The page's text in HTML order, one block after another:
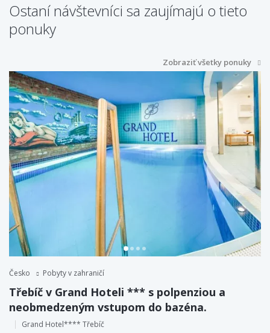
Ostaní návštevníci sa zaujímajú o tieto
ponuky
Zobraziť všetky ponuky
Česko Pobyty v zahraničí
Třebíč v Grand Hoteli *** s polpenziou a
neobmedzeným vstupom do bazéna.
Grand Hotel**** Třebíč